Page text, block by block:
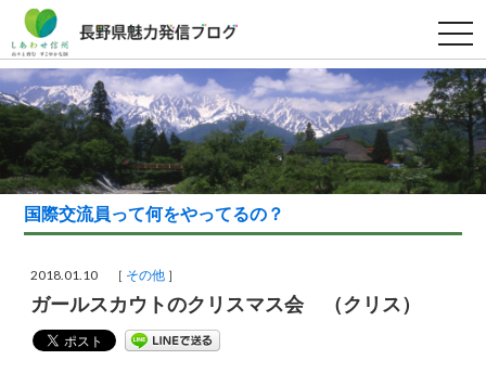
t
o
g
g
l
e
n
a
v
g
i
国際交流員って何をやってるの？
2018.01.10 ［ その他 ］
ガールスカウトのクリスマス会 （クリス）